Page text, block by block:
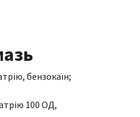
бензокаїн;
100 ОД,